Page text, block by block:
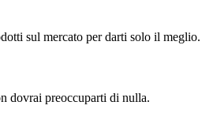
sul mercato per darti solo il meglio.
dovrai preoccuparti di nulla.